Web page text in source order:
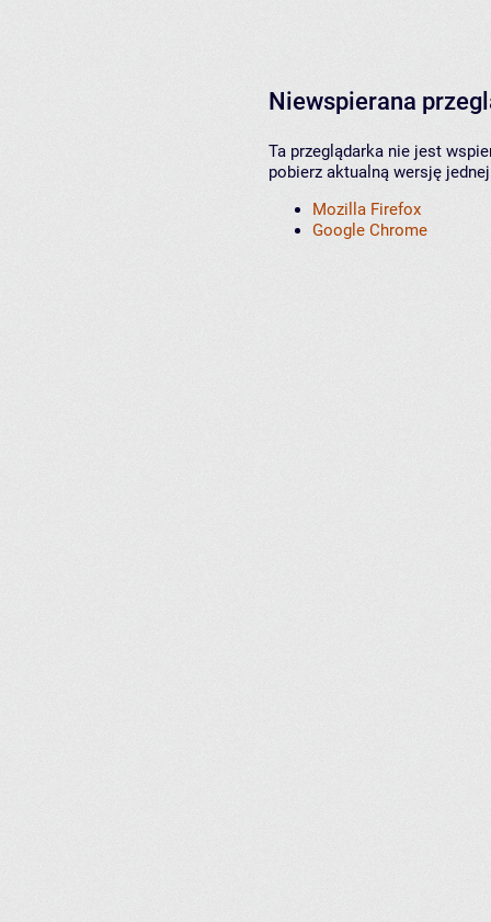
Niewspierana
Ta przeglądarka nie jest
pobierz aktualną wersję
Mozilla Firefox
Google Chrome